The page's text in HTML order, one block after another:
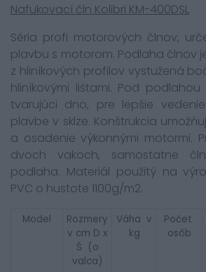
Nafukovací čln Kolibri KM-400DSL
Séria profi motorových člnov,
plavbu s motorom. Podlaha člnov
z hliníkových profilov vystužená
hliníkovými lištami. Pod
tvarujúci dno, pre lepšie
plavbe v sklze. Konštrukcia
a osadenie výkonnými motormi.
dvoch vakoch, samostatne
podlaha. Materiál použitý na
PVC o hustote 1100g/m2.
Model
Rozmery
v cm D x
Š (o
valca)
Váha v
kg
Počet
osôb